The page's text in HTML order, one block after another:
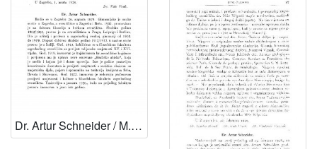
Dr. Artur Schneider / M. Kl. Crnčić